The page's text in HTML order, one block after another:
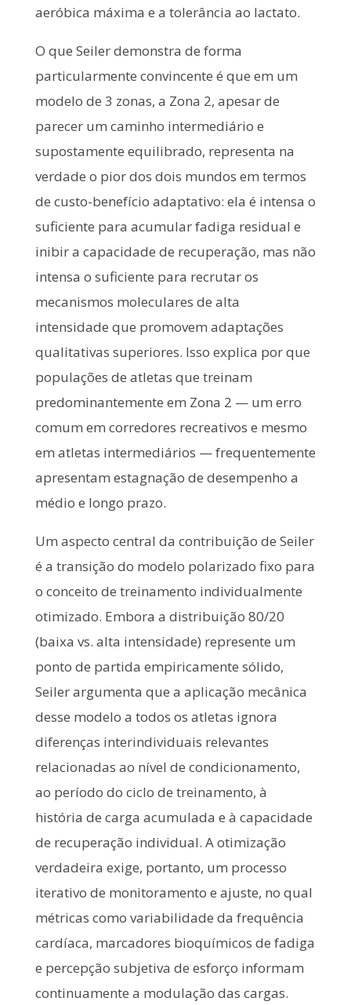
aeróbica máxima e a tolerância ao lactato.
O que Seiler demonstra de forma
particularmente convincente é que em um
modelo de 3 zonas, a Zona 2, apesar de
parecer um caminho intermediário e
supostamente equilibrado, representa na
verdade o pior dos dois mundos em termos
de custo-benefício adaptativo: ela é intensa o
suficiente para acumular fadiga residual e
inibir a capacidade de recuperação, mas não
intensa o suficiente para recrutar os
mecanismos moleculares de alta
intensidade que promovem adaptações
qualitativas superiores. Isso explica por que
populações de atletas que treinam
predominantemente em Zona 2 — um erro
comum em corredores recreativos e mesmo
em atletas intermediários — frequentemente
apresentam estagnação de desempenho a
médio e longo prazo.
Um aspecto central da contribuição de Seiler
é a transição do modelo polarizado fixo para
o conceito de treinamento individualmente
otimizado. Embora a distribuição 80/20
(baixa vs. alta intensidade) represente um
ponto de partida empiricamente sólido,
Seiler argumenta que a aplicação mecânica
desse modelo a todos os atletas ignora
diferenças interindividuais relevantes
relacionadas ao nível de condicionamento,
ao período do ciclo de treinamento, à
história de carga acumulada e à capacidade
de recuperação individual. A otimização
verdadeira exige, portanto, um processo
iterativo de monitoramento e ajuste, no qual
métricas como variabilidade da frequência
cardíaca, marcadores bioquímicos de fadiga
e percepção subjetiva de esforço informam
continuamente a modulação das cargas.